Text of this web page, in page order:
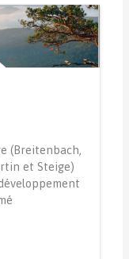
(Breitenbach,
et Steige)